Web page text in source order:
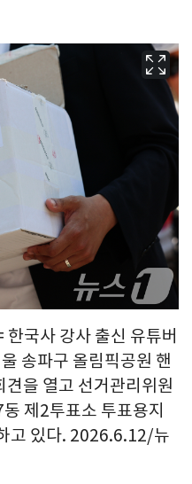
국사 강사 출신 유튜버
송파구 올림픽공원 핸
을 열고 선거관리위원
제2투표소 투표용지
고 있다. 2026.6.12/뉴